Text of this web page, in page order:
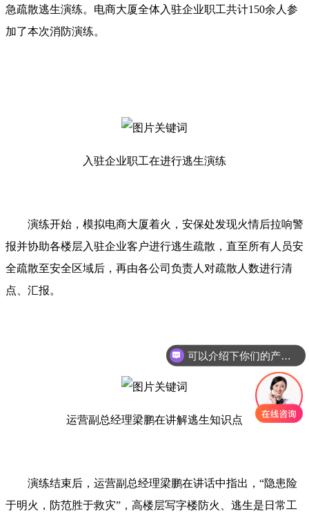
急疏散逃生演练。电商大厦全体入驻企业职工共计150余人参
加了本次消防演练。
入驻企业职工在进行逃生演练
演练开始，模拟电商大厦着火，安保处发现火情后拉响警
报并协助各楼层入驻企业客户进行逃生疏散，直至所有人员安
全疏散至安全区域后，再由各公司负责人对疏散人数进行清
点、汇报。
运营副总经理梁鹏在讲解逃生知识点
演练结束后，运营副总经理梁鹏在讲话中指出，“隐患险
于明火，防范胜于救灾”，高楼层写字楼防火、逃生是日常工
可以介绍下你们的产品么